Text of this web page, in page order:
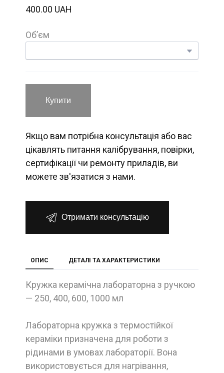
400.00 UAH
Обʼєм
Купити
Якщо вам потрібна консультація або вас
цікавлять питання калібрування, повірки,
сертифікації чи ремонту приладів, ви
можете зв'язатися з нами.
Отримати консультацію
ОПИС ДЕТАЛІ ТА ХАРАКТЕРИСТИКИ
Кружка керамічна лабораторна з ручкою
— 250, 400, 600, 1000 мл
Лабораторна кружка з термостійкої
кераміки призначена для роботи з
рідинами в умовах лабораторії. Вона
використовується для нагрівання,